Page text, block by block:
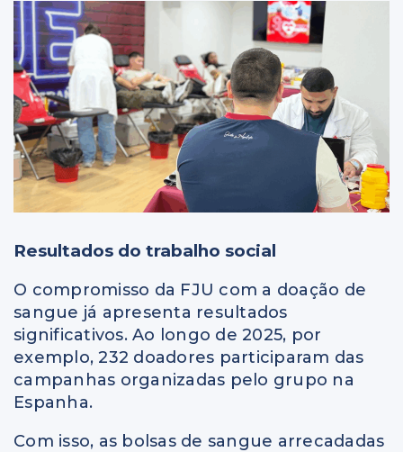
Resultados do trabalho social
O compromisso da FJU com a doação de
sangue já apresenta resultados
significativos. Ao longo de 2025, por
exemplo, 232 doadores participaram das
campanhas organizadas pelo grupo na
Espanha.
Com isso, as bolsas de sangue arrecadadas